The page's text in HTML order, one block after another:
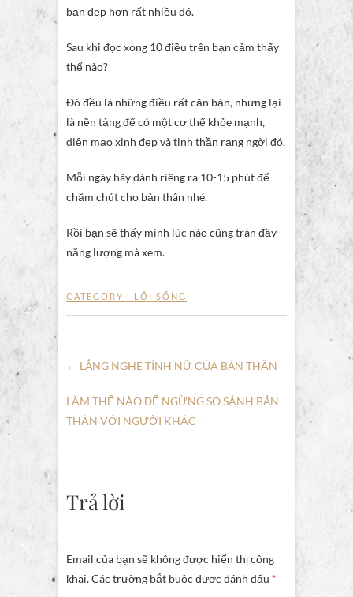
bạn đẹp hơn rất nhiều đó.
Sau khi đọc xong 10 điều trên bạn cảm thấy
thế nào?
Đó đều là những điều rất căn bản, nhưng lại
là nền tảng để có một cơ thể khỏe mạnh,
diện mạo xinh đẹp và tinh thần rạng ngời đó.
Mỗi ngày hãy dành riêng ra 10-15 phút để
chăm chút cho bản thân nhé.
Rồi bạn sẽ thấy mình lúc nào cũng tràn đầy
năng lượng mà xem.
CATEGORY : LỐI SỐNG
← LẮNG NGHE TÍNH NỮ CỦA BẢN THÂN
LÀM THẾ NÀO ĐỂ NGỪNG SO SÁNH BẢN
THÂN VỚI NGƯỜI KHÁC →
Trả lời
Email của bạn sẽ không được hiển thị công
khai.Các trường bắt buộc được đánh dấu *